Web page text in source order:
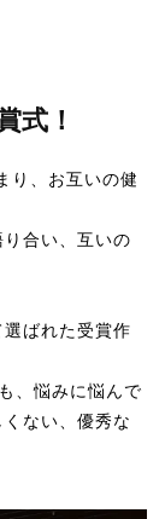
式！
り、お互いの健
合い、互いの
ばれた受賞作
、悩みに悩んで
ない、優秀な